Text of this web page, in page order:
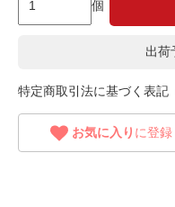
個
出荷
特定商取引法に基づく表記
お気に入り に登録